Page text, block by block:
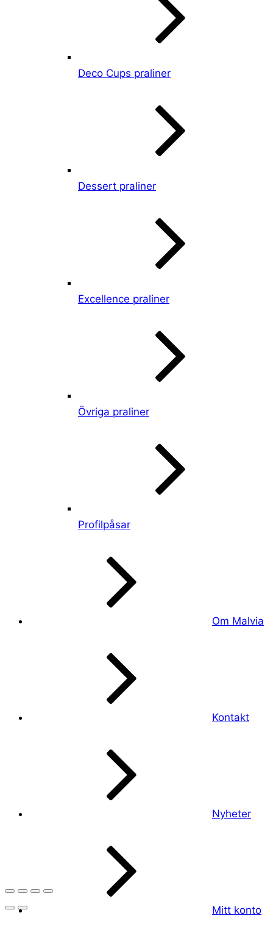
Deco Cups praliner
Dessert praliner
Excellence praliner
Övriga praliner
Profilpåsar
Om Malvia
Kontakt
Nyheter
Mitt konto